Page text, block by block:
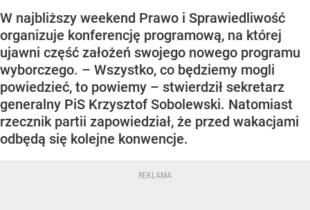
W najbliższy weekend Prawo i Sprawiedliwość
organizuje konferencję programową, na której
ujawni część założeń swojego nowego programu
wyborczego. – Wszystko, co będziemy mogli
powiedzieć, to powiemy – stwierdził sekretarz
generalny PiS Krzysztof Sobolewski. Natomiast
rzecznik partii zapowiedział, że przed wakacjami
odbędą się kolejne konwencje.